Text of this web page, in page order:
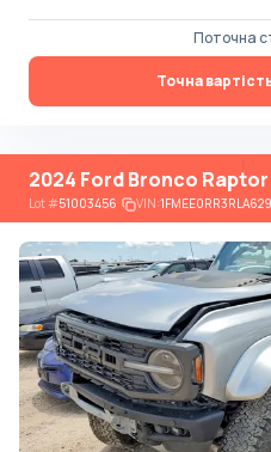
Поточна
Точна
2024 Ford Bronco Raptor
Lot#51003456 VIN: